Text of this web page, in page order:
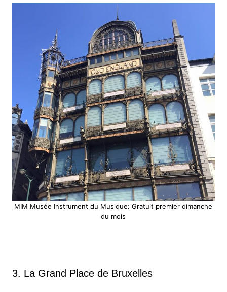
MIM Musée Instrument du Musique: Gratuit premier dimanche
du mois
3. La Grand Place de Bruxelles